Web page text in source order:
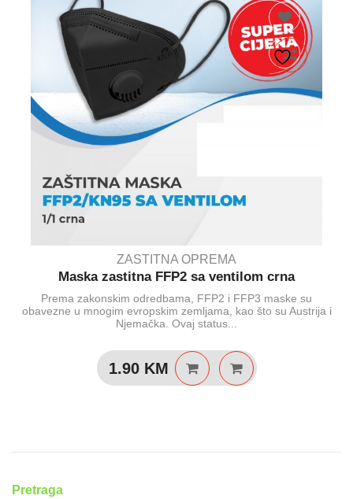
ZASTITNA OPREMA
Maska zastitna FFP2 sa ventilom crna
Prema zakonskim odredbama, FFP2 i FFP3 maske su
obavezne u mnogim evropskim zemljama, kao što su Austrija i
Njemačka. Ovaj status...
1.90 KM
Pretraga